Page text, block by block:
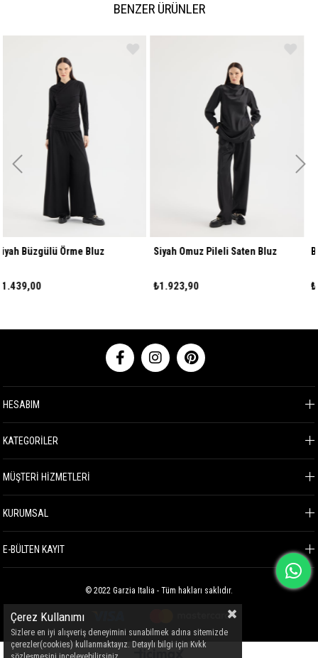
BENZER ÜRÜNLER
Siyah Omuz Pileli Saten Bluz Bej Omuz Pileli Saten
HESABIM
KATEGORİLER
MÜŞTERİ HİZMETLERİ
KURUMSAL
E-BÜLTEN KAYIT
© 2022 Garzia Italia - Tüm hakları saklıdır.
Çerez Kullanımı
Sizlere en iyi alışveriş deneyimini sunabilmek adına sitemizde
çerezler(cookies) kullanmaktayız. Detaylı bilgi için Kvkk